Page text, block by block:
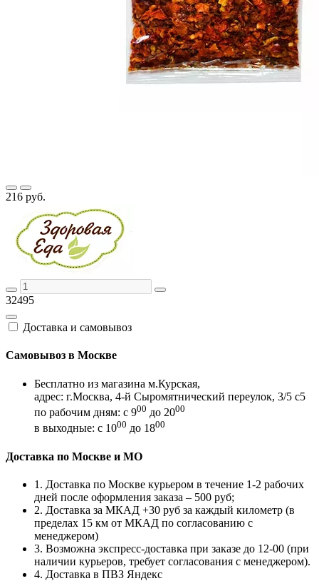
216 руб.
32495
Доставка и самовывоз
Самовывоз в Москве
Бесплатно из магазина м.Курская,
адрес: г.Москва, 4-й Сыромятнический переулок, 3/5 с5
по рабочим дням: с 900 до 2000
в выходные: с 1000 до 1800
Доставка по Москве и МО
1. Доставка по Москве курьером в течение 1-2 рабочих
дней после оформления заказа – 500 руб;
2. Доставка за МКАД +30 руб за каждый километр (в
пределах 15 км от МКАД по согласованию с
менеджером)
3. Возможна экспресс-доставка при заказе до 12-00 (при
наличии курьеров, требует согласования с менеджером).
4. Доставка в ПВЗ Яндекс